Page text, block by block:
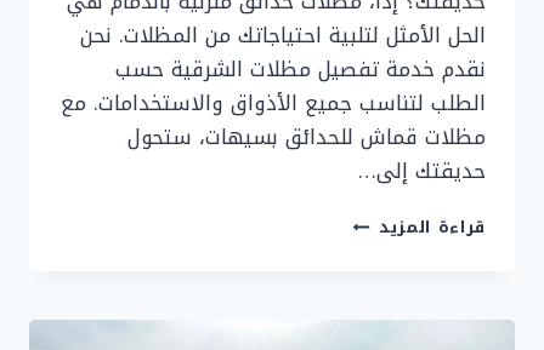
الحل الأمثل لتلبية احتياجاتك من المظلات. نحن
نقدم خدمة تفصيل مظلات الشرقية حسب
الطلب لتناسب جميع الأذواق والاستخدامات. مع
مظلات قماش للحدائق بسيهات، ستحول
حديقتك إلى…
قراءة المزيد تفصيل
0536758649